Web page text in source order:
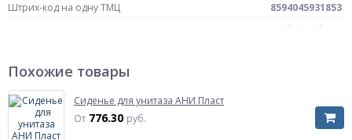
Штрих-код на одну ТМЦ
8594045931853
Механизм мягкого закрывания ( микролифт/Soft
Артикул
Диаметр
Похожие товары
Сиденье для унитаза АНИ Пласт
От 776.30 руб.